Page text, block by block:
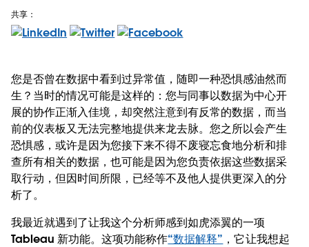
共享：
您是否曾在数据中看到过异常值，随即一种恐惧感油然而
生？当时的情况可能是这样的：您与同事以数据为中心开
展的协作正渐入佳境，却突然注意到有反常的数据，而当
前的仪表板又无法完整地提供来龙去脉。您之所以会产生
恐惧感，或许是因为您接下来不得不废寝忘食地分析和排
查所有相关的数据，也可能是因为您负责依据这些数据采
取行动，但因时间所限，已经等不及他人提供更深入的分
析了。
我最近就遇到了让我这个分析师感到如虎添翼的一项
Tableau 新功能。这项功能称作“数据解释” ，它让我想起